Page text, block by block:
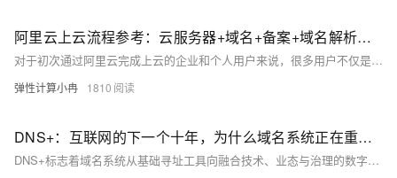
阿里云上云流程参考：云服务器+域名+备案+域名解析绑定，全流程图文详解
对于初次通过阿里云完成上云的企业和个人用户来说，很多用户不仅是需要选购云服务器，同时还需要注册域名以及完成备案和域名的解析相关流程，从而实现网站的上线。本文将以上云操作流程为核心，结合阿里云的活动政策与用户系统梳理云服务器选购、域名注册、备案申请及域名绑定四大关键环节，以供用户完成线上业务部署做出参考。
弹性计算小冉 1810
DNS+：互联网的下一个十年，为什么域名系统正在重新定义数字生态？ ——解读《“DNS+”发展白皮书（2023）》
DNS+标志着域名系统从基础寻址工具向融合技术、业态与治理的数字生态中枢转变。通过与IPv6、AI和区块链结合，DNS实现了智能调度、加密传输等新功能，支持工业互联网、Web3及万物互联场景。当前，中国IPv6用户达7.6亿，全球DNSSEC支持率三年增长80%，展现了其快速发展态势。然而，DNS+仍面临安全威胁、技术普惠瓶颈及生态协同挑战。未来，需推动零信任DNS模型、加强威胁情报共享，并加速标准制定，以筑牢数字时代网络根基，实现更安全、高效的数字生态建设。